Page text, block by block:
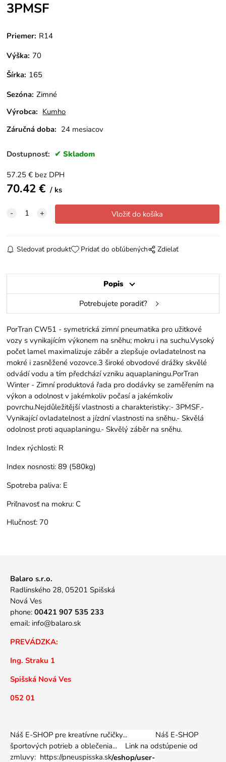
3PMSF
Priemer: R14
Výška: 70
Šírka: 165
Sezóna: Zimné
Výrobca: Kumho
Záručná doba: 24 mesiacov
Dostupnosť: Skladom
57.25 € bez DPH
70.42€ ks
Sledovať produkt Pridať do obľúbených Zdielať
Popis
Potrebujete poradiť?
PorTran CW51 - symetrická zimní pneumatika pro užitkové
vozy s vynikajícím výkonem na sněhu; mokru i na suchu.Vysoký
počet lamel maximalizuje záběr a zlepšuje ovladatelnost na
mokré i zasněžené vozovce.3 široké obvodové drážky skvělé
odvádí vodu a tím předchází vzniku aquaplaningu.PorTran
Winter - Zimní produktová řada pro dodávky se zaměřením na
výkon a odolnost v jakémkoliv počasí a jakémkoliv
povrchu.Nejdůležitější vlastnosti a charakteristiky:- 3PMSF.-
Vynikající ovladatelnost a jízdní vlastnosti na sněhu.- Skvělá
odolnost proti aquaplaningu.- Skvělý záběr na sněhu.
Index rýchlosti: R
Index nosnosti: 89 (580kg)
Spotreba paliva: E
Priľnavosť na mokru: C
Hlučnosť: 70
Balaro s.r.o.
Radlinského 28, 05201 Spišská
Nová Ves
phone: 00421 907 535 233
email: info@balaro.sk
PREVÁDZKA:
Ing. Straku 1
Spišská Nová Ves
052 01
Náš E-SHOP pre kreatívne ručičky... Náš E-SHOP
športových potrieb a oblečenia... Link na odstúpenie od
zmluvy: https://pneuspisska.sk/eshop/user-